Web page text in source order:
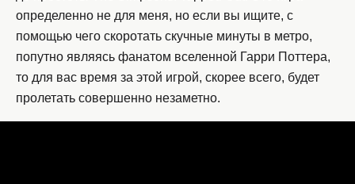
определенно не для меня, но если вы ищите, с
помощью чего скоротать скучные минуты в метро,
попутно являясь фанатом вселенной Гарри Поттера,
то для вас время за этой игрой, скорее всего, будет
пролетать совершенно незаметно.